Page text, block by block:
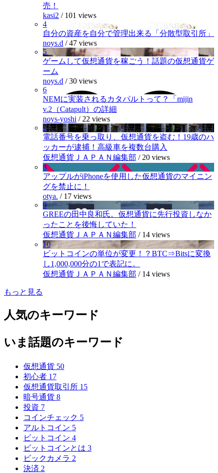
売！
kasi2 / 101 views
4
自分の資産を自分で管理出来る「分散型取引所」
noys.d /47 views
5
ゲームして仮想通貨を稼ごう！話題の仮想通貨ゲ
ーム
noys.d /30 views
6
NEMに実装されるカタパルトって？「mijin
v.2（Catapult）の詳細
noys-yoshi / 22 views
7
電話番号を乗っ取り、仮想通貨を盗む！19歳のハ
ッカーが逮捕！高級車を複数台購入
仮想通貨ＪＡＰＡＮ編集部 / 20 views
8
アップルがiPhoneを使用した仮想通貨のマイニン
グを禁止に！
otya. / 17 views
9
GREEの田中良和氏。仮想通貨に先行投資しなか
ったことを後悔していた！
仮想通貨ＪＡＰＡＮ編集部 / 14 views
10
ビットコインの単位が変更！？BTC⇒Bitsに変換
し1,000,000分の1で表記に。
仮想通貨ＪＡＰＡＮ編集部 / 14 views
もっと見る
人気のキーワード
いま話題のキーワード
仮想通貨 50
初心者 17
仮想通貨取引所 15
暗号通貨 8
投資 7
コインチェック 5
アルトコイン 5
ビットコイン 4
ビットコインとは 3
ビックカメラ 2
決済 2